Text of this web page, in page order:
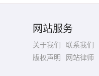
网站服务
关于我们 联系我们
版权声明
网站律师